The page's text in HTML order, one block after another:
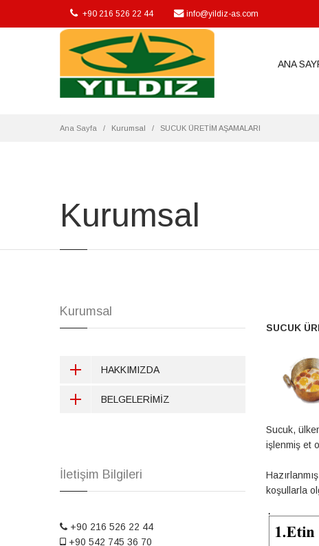
suni bagırsak, sucuk, salam, jambon, artificial casing,
+90 216 526 22 44 info@yildiz-as.com
ANA
Ana Sayfa Kurumsal SUCUK ÜRETİM AŞAMALARI
Kurumsal
SUCUK
Sucuk,
işlenmiş et
koşullarla
Kurumsal
HAKKIMIZDA
BELGELERİMİZ
İletişim Bilgileri
+90 216 526 22 44
+90 542 745 36 70